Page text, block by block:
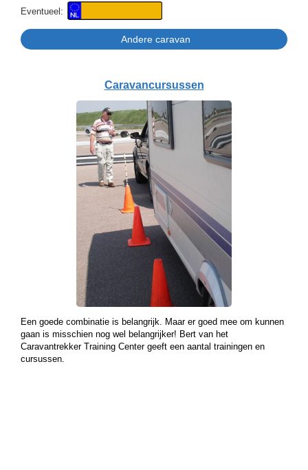
Eventueel:
Caravancursussen
Een goede combinatie is belangrijk. Maar er goed mee om kunnen
gaan is misschien nog wel belangrijker! Bert van het
Caravantrekker Training Center geeft een aantal trainingen en
cursussen.